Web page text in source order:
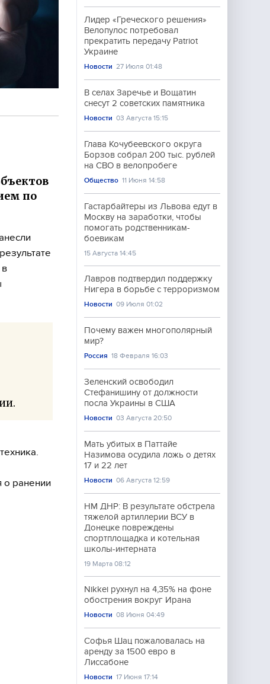
по
о ранении
Лидер «Греческого решения»
Велопулос потребовал
прекратить передачу Patriot
Украине
Новости 27 Июля 01:48
В селах Заречье и Вощатин
снесут 2 советских памятника
Новости 03 Августа 15:15
Глава Кочубеевского округа
Борзов собрал 200 тыс. рублей
на СВО в велопробеге
Общество 11 Июня 14:58
Гастарбайтеры из Львова едут в
Москву на заработки, чтобы
помогать родственникам-
боевикам
15 Августа 14:45
Лавров подтвердил поддержку
Нигера в борьбе с терроризмом
Новости 09 Июля 01:02
Почему важен многополярный
мир?
Россия 18 Февраля 16:03
Зеленский освободил
Стефанишину от должности
посла Украины в США
Новости 03 Августа 20:50
Мать убитых в Паттайе
Назимова осудила ложь о детях
17 и 22 лет
Новости 06 Августа 12:59
НМ ДНР: В результате обстрела
тяжелой артиллерии ВСУ в
Донецке повреждены
спортплощадка и котельная
школы-интерната
19 Марта 08:12
Nikkei рухнул на 4,35% на фоне
обострения вокруг Ирана
Новости 08 Июня 04:49
Софья Шац пожаловалась на
аренду за 1500 евро в
Лиссабоне
Новости 17 Июня 17:14